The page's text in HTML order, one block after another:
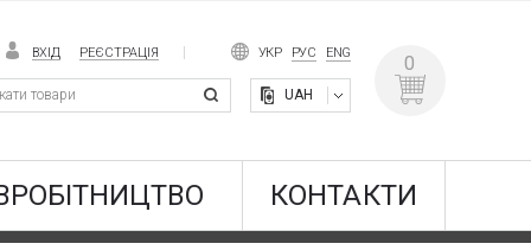
ВХІД РЕЄСТРАЦІЯ УКР РУС ENG
UAH
0
КОНТАКТИ